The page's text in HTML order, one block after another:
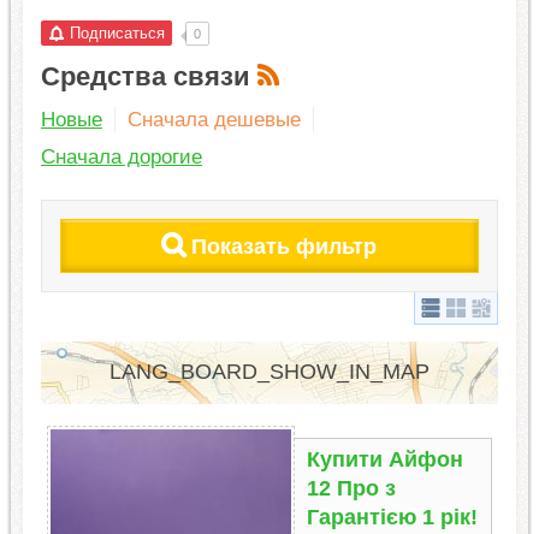
Подписаться 0
Средства связи
Новые
Сначала дешевые
Сначала дорогие
Показать фильтр
LANG_BOARD_SHOW_IN_MAP
Купити Айфон
12 Пpo з
Гарантією 1 рік!